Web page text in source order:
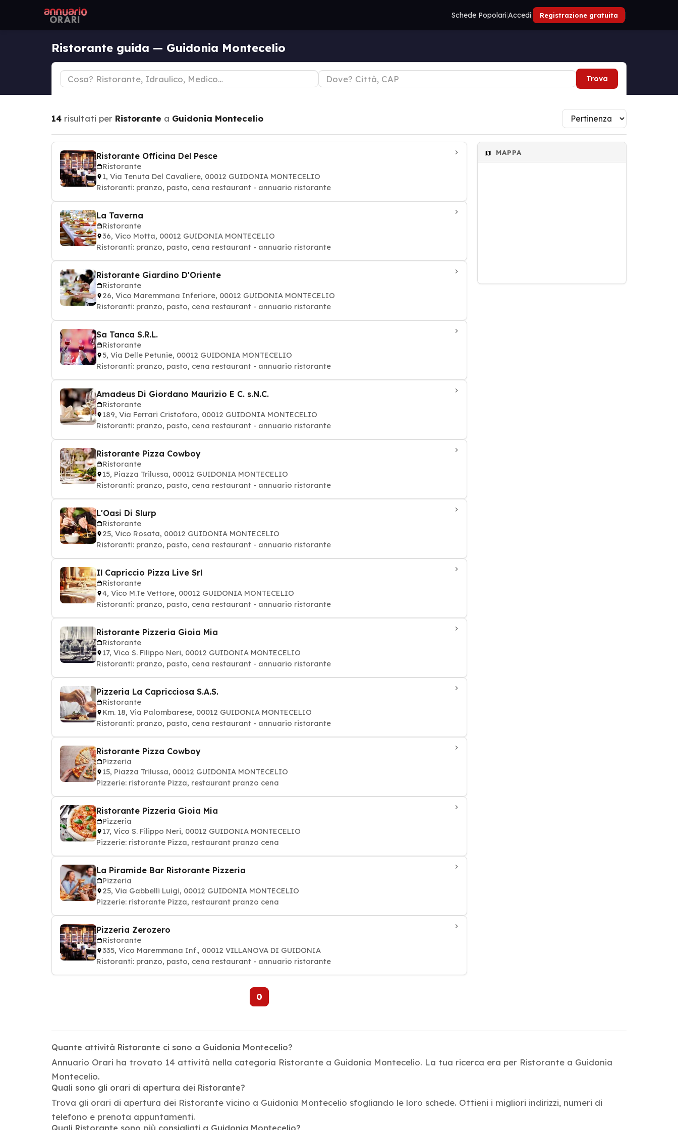
Schede Popolari|Accedi| Registrazione gratuita |
Ristorante guida — Guidonia Montecelio
Trova
14 risultati per Ristorante a Guidonia Montecelio
Ristorante Officina Del Pesce
Ristorante
1, Via Tenuta Del Cavaliere, 00012 GUIDONIA MONTECELIO
Ristoranti: pranzo, pasto, cena restaurant - annuario ristorante
La Taverna
Ristorante
36, Vico Motta, 00012 GUIDONIA MONTECELIO
Ristoranti: pranzo, pasto, cena restaurant - annuario ristorante
Ristorante Giardino D'Oriente
Ristorante
26, Vico Maremmana Inferiore, 00012 GUIDONIA MONTECELIO
Ristoranti: pranzo, pasto, cena restaurant - annuario ristorante
Sa Tanca S.R.L.
Ristorante
5, Via Delle Petunie, 00012 GUIDONIA MONTECELIO
Ristoranti: pranzo, pasto, cena restaurant - annuario ristorante
Amadeus Di Giordano Maurizio E C. s.N.C.
Ristorante
189, Via Ferrari Cristoforo, 00012 GUIDONIA MONTECELIO
Ristoranti: pranzo, pasto, cena restaurant - annuario ristorante
Ristorante Pizza Cowboy
Ristorante
15, Piazza Trilussa, 00012 GUIDONIA MONTECELIO
Ristoranti: pranzo, pasto, cena restaurant - annuario ristorante
L'Oasi Di Slurp
Ristorante
25, Vico Rosata, 00012 GUIDONIA MONTECELIO
Ristoranti: pranzo, pasto, cena restaurant - annuario ristorante
Il Capriccio Pizza Live Srl
Ristorante
4, Vico M.Te Vettore, 00012 GUIDONIA MONTECELIO
Ristoranti: pranzo, pasto, cena restaurant - annuario ristorante
Ristorante Pizzeria Gioia Mia
Ristorante
17, Vico S. Filippo Neri, 00012 GUIDONIA MONTECELIO
Ristoranti: pranzo, pasto, cena restaurant - annuario ristorante
Pizzeria La Capricciosa S.A.S.
Ristorante
Km. 18, Via Palombarese, 00012 GUIDONIA MONTECELIO
Ristoranti: pranzo, pasto, cena restaurant - annuario ristorante
Ristorante Pizza Cowboy
Pizzeria
15, Piazza Trilussa, 00012 GUIDONIA MONTECELIO
Pizzerie: ristorante Pizza, restaurant pranzo cena
Ristorante Pizzeria Gioia Mia
Pizzeria
17, Vico S. Filippo Neri, 00012 GUIDONIA MONTECELIO
Pizzerie: ristorante Pizza, restaurant pranzo cena
La Piramide Bar Ristorante Pizzeria
Pizzeria
25, Via Gabbelli Luigi, 00012 GUIDONIA MONTECELIO
Pizzerie: ristorante Pizza, restaurant pranzo cena
Pizzeria Zerozero
Ristorante
335, Vico Maremmana Inf., 00012 VILLANOVA DI GUIDONIA
Ristoranti: pranzo, pasto, cena restaurant - annuario ristorante
0
MAPPA
Quante attività Ristorante ci sono a Guidonia Montecelio?
Annuario Orari ha trovato 14 attività nella categoria Ristorante a Guidonia Montecelio. La tua ricerca era per Ristorante a Guidonia
Montecelio.
Quali sono gli orari di apertura dei Ristorante?
Trova gli orari di apertura dei Ristorante vicino a Guidonia Montecelio sfogliando le loro schede. Ottieni i migliori indirizzi, numeri di
telefono e prenota appuntamenti.
Quali Ristorante sono più consigliati a Guidonia Montecelio?